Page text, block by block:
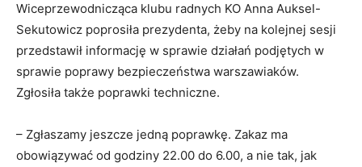
Wiceprzewodnicząca klubu radnych KO Anna Auksel-
Sekutowicz poprosiła prezydenta, żeby na kolejnej sesji
przedstawił informację w sprawie działań podjętych w
sprawie poprawy bezpieczeństwa warszawiaków.
Zgłosiła także poprawki techniczne.
– Zgłaszamy jeszcze jedną poprawkę. Zakaz ma
obowiązywać od godziny 22.00 do 6.00, a nie tak, jak